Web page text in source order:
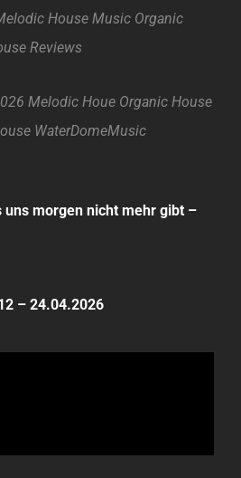
House Music Organic
Reviews
Melodic Houe Organic House
WaterDomeMusic
uns morgen nicht mehr gibt –
– 24.04.2026